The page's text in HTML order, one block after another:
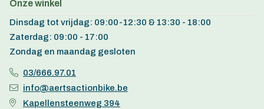
Onze winkel
Dinsdag tot vrijdag: 09:00-12:30 & 13:30 - 18:00
Zaterdag: 09:00 - 17:00
Zondag en maandag gesloten
03/666.97.01
info@aertsactionbike.be
Kapellensteenweg 394